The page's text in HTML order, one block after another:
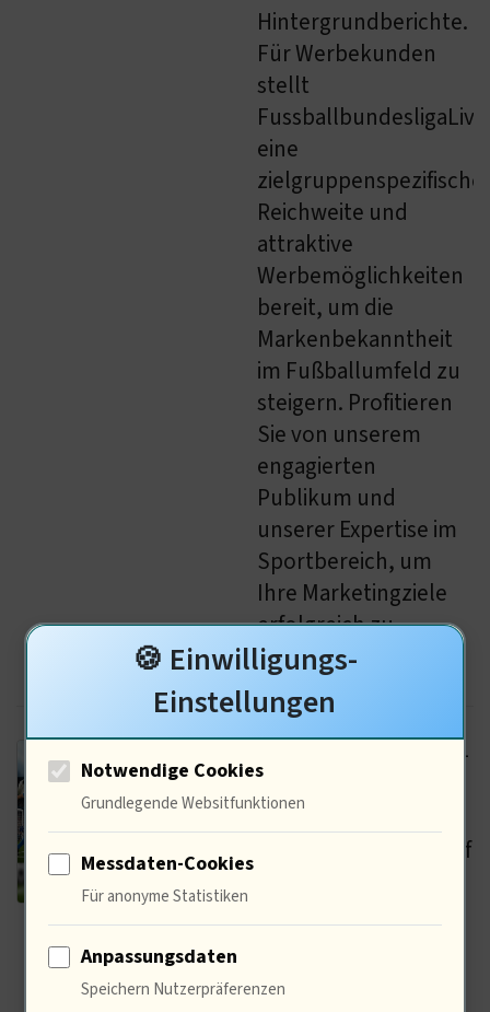
Hintergrundberichte.
Für Werbekunden
stellt
eine
zielgruppenspezifische
Reichweite und
attraktive
Werbemöglichkeiten
bereit, um die
Markenbekanntheit
im Fußballumfeld zu
steigern. Profitieren
Sie von unserem
engagierten
Publikum und
unserer Expertise im
Sportbereich, um
Ihre Marketingziele
erfolgreich zu
erreichen.
-
Fussballheutelive.de
ist eine hochwertige
Plattform, die sich auf
Live-Updates aus der
🍪 Einwilligungs-
Einstellungen
Notwendige Cookies
Grundlegende Websitfunktionen
Messdaten-Cookies
Für anonyme Statistiken
Anpassungsdaten
Speichern Nutzerpräferenzen